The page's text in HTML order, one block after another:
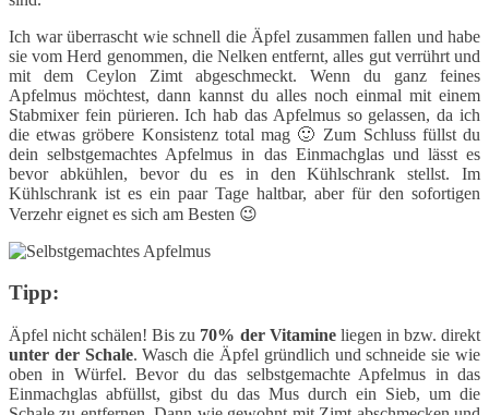
Ich war überrascht wie schnell die Äpfel zusammen fallen und habe
sie vom Herd genommen, die Nelken entfernt, alles gut verrührt und
mit dem Ceylon Zimt abgeschmeckt. Wenn du ganz feines
Apfelmus möchtest, dann kannst du alles noch einmal mit einem
Stabmixer fein pürieren. Ich hab das Apfelmus so gelassen, da ich
die etwas gröbere Konsistenz total mag 🙂 Zum Schluss füllst du
dein selbstgemachtes Apfelmus in das Einmachglas und lässt es
bevor abkühlen, bevor du es in den Kühlschrank stellst. Im
Kühlschrank ist es ein paar Tage haltbar, aber für den sofortigen
Verzehr eignet es sich am Besten 😉
Tipp:
Äpfel nicht schälen! Bis zu 70% der Vitamineliegen in bzw. direkt
unter der Schale. Wasch die Äpfel gründlich und schneide sie wie
oben in Würfel. Bevor du das selbstgemachte Apfelmus in das
Einmachglas abfüllst, gibst du das Mus durch ein Sieb, um die